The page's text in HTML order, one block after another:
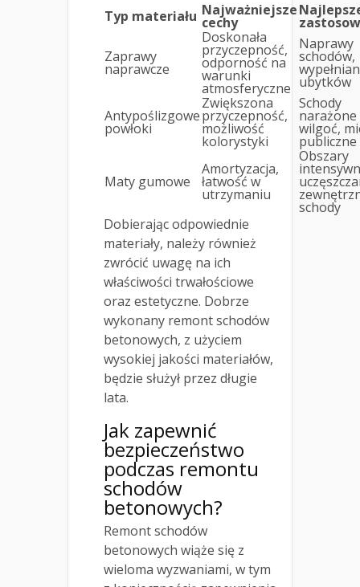
Typ materiału Najważniejsze
cechy
Zaprawy
naprawcze
Doskonała
przyczepność,
odporność na
warunki
atmosferyczne
Naprawy
schodów,
ubytków
Antypoślizgowe
powłoki
Zwiększona
przyczepność,
możliwość
kolorystyki
Schody
narażone
wilgoć,
publiczne
Maty gumowe
Amortyzacja,
łatwość w
utrzymaniu
Obszary
schody
Dobierając odpowiednie
materiały, należy również
zwrócić uwagę na ich
właściwości trwałościowe
oraz estetyczne. Dobrze
wykonany remont schodów
betonowych, z użyciem
wysokiej jakości materiałów,
będzie służył przez długie
lata.
Jak zapewnić
bezpieczeństwo
podczas remontu
schodów
betonowych?
Remont schodów
betonowych wiąże się z
wieloma wyzwaniami, w tym